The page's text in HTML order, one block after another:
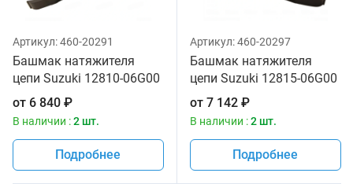
Артикул:460-20291
Башмак натяжителя
цепи Suzuki 12810-06G00
от 6 840 ₽
В наличии :2 шт.
Подробнее
Артикул:460-20297
Башмак натяжителя
цепи Suzuki 12815-06G00
от 7 142₽
В наличии :2 шт.
Подробнее